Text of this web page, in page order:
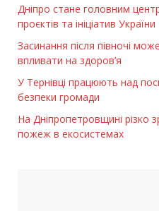
Дніпро стане головним
проєктів та ініціатив України
Засинання після півночі
впливати на здоров’я
У Тернівці працюють над
безпеки громади
На Дніпропетровщині різко
пожеж в екосистемах